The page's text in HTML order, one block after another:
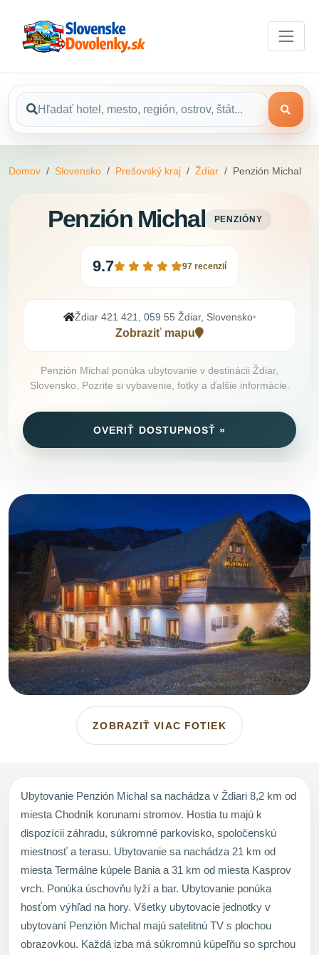
Domov Slovensko Prešovský kraj Ždiar Penzión Michal
Penzión Michal PENZIÓNY
9.7 97 recenzií
Ždiar 421 421, 059 55 Ždiar, Slovensko•
Zobraziť mapu
Penzión Michal ponúka ubytovanie v destinácii Ždiar,
Slovensko. Pozrite si vybavenie, fotky a ďalšie informácie.
OVERIŤ DOSTUPNOSŤ »
ZOBRAZIŤ VIAC FOTIEK
Ubytovanie Penzión Michal sa nachádza v Ždiari 8,2 km od
miesta Chodník korunami stromov. Hostia tu majú k
dispozícii záhradu, súkromné parkovisko, spoločenskú
miestnosť a terasu. Ubytovanie sa nachádza 21 km od
miesta Termálne kúpele Bania a 31 km od miesta Kasprov
vrch. Ponúka úschovňu lyží a bar. Ubytovanie ponúka
hosťom výhľad na hory. Všetky ubytovacie jednotky v
ubytovaní Penzión Michal majú satelitnú TV s plochou
obrazovkou. Každá izba má súkromnú kúpeľňu so sprchou